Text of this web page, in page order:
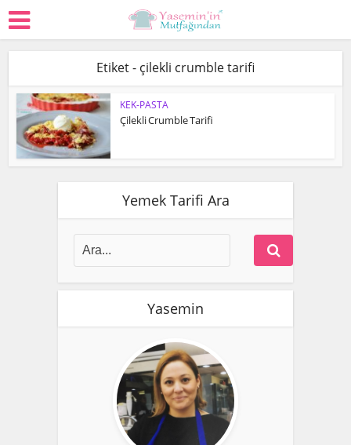
Etiket - çilekli crumble tarifi
KEK-PASTA
Çilekli Crumble Tarifi
Yemek Tarifi Ara
Yasemin